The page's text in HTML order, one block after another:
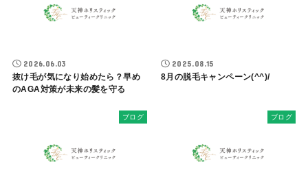
2026.06.03
抜け毛が気になり始めたら？早め
のAGA対策が未来の髪を守る
2025.08.15
8月の脱毛キャンペーン(^^)/
ブログ ブログ